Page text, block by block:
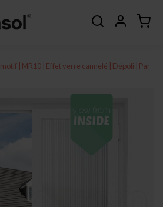
| MR10 | Effet verre cannelé | Dépoli | Par